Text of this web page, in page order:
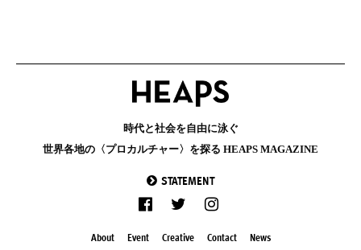
時代と社会を自由に泳ぐ
世界各地の〈プロカルチャー〉を探る HEAPS MAGAZINE
STATEMENT
About Event Creative Contact News